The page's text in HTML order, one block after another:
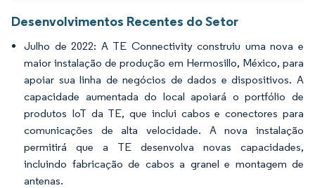
Desenvolvimentos Recentes do Setor
Julho de 2022: A TE Connectivity construiu uma nova e
maior instalação de produção em Hermosillo, México, para
apoiar sua linha de negócios de dados e dispositivos. A
capacidade aumentada do local apoiará o portfólio de
produtos IoT da TE, que inclui cabos e conectores para
comunicações de alta velocidade. A nova instalação
permitirá que a TE desenvolva novas capacidades,
incluindo fabricação de cabos a granel e montagem de
antenas.